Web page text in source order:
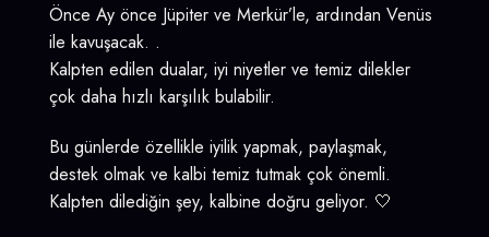
Önce Ay önce Jüpiter ve Merkür’le, ardından Venüs
ile kavuşacak. .
Kalpten edilen dualar, iyi niyetler ve temiz dilekler
çok daha hızlı karşılık bulabilir.
Bu günlerde özellikle iyilik yapmak, paylaşmak,
destek olmak ve kalbi temiz tutmak çok önemli.
Kalpten dilediğin şey, kalbine doğru geliyor. 🤍